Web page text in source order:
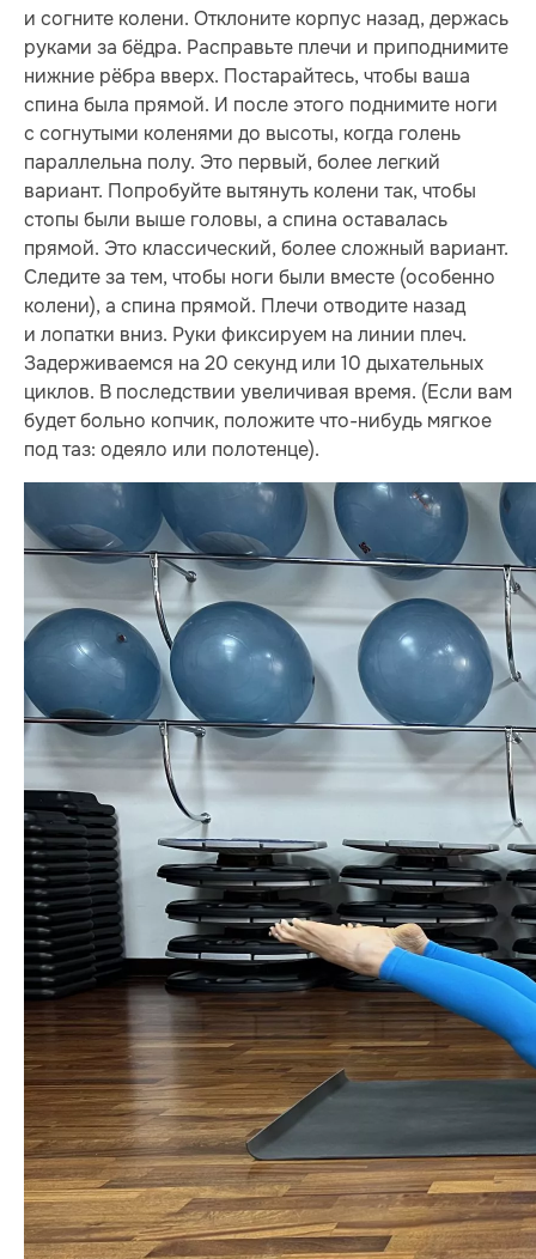
и согните колени. Отклоните корпус назад, держась
руками за бёдра. Расправьте плечи и приподнимите
нижние рёбра вверх. Постарайтесь, чтобы ваша
спина была прямой. И после этого поднимите ноги
с согнутыми коленями до высоты, когда голень
параллельна полу. Это первый, более легкий
вариант. Попробуйте вытянуть колени так, чтобы
стопы были выше головы, а спина оставалась
прямой. Это классический, более сложный вариант.
Следите за тем, чтобы ноги были вместе (особенно
колени), а спина прямой. Плечи отводите назад
и лопатки вниз. Руки фиксируем на линии плеч.
Задерживаемся на 20 секунд или 10 дыхательных
циклов. В последствии увеличивая время. (Если вам
будет больно копчик, положите что-нибудь мягкое
под таз: одеяло или полотенце).